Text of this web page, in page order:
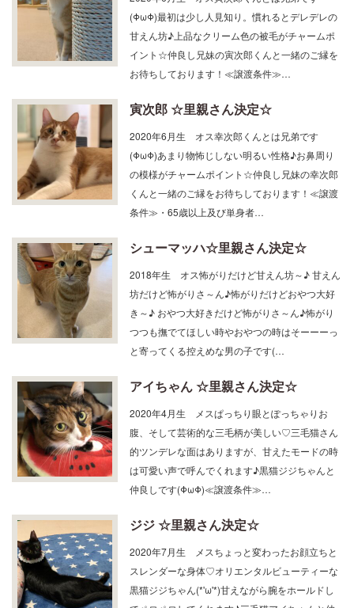
(ΦωΦ)最初は少し人見知り。慣れるとデレデレの
甘えん坊♪上品なクリーム色の被毛がチャームポ
イント☆仲良し兄妹の寅次郎くんと一緒のご縁を
お待ちしております！≪譲渡条件≫…
寅次郎 ☆里親さん決定☆
(ΦωΦ)あまり物怖じしない明るい性格♪お鼻周り
の模様がチャームポイント☆仲良し兄妹の幸次郎
くんと一緒のご縁をお待ちしております！≪譲渡
条件≫・65歳以上及び単身者…
シューマッハ☆里親さん決定☆
坊だけど怖がりさ～ん♪怖がりだけどおやつ大好
き～♪ おやつ大好きだけど怖がりさ～ん♪怖がり
つつも撫でてほしい時やおやつの時はそーーーっ
と寄ってくる控えめな男の子です(…
アイちゃん ☆里親さん決定☆
腹、そして芸術的な三毛柄が美しい♡三毛猫さん
的ツンデレな面はありますが、甘えたモードの時
は可愛い声で呼んでくれます♪黒猫ジジちゃんと
仲良しです(ΦωΦ)≪譲渡条件≫…
ジジ ☆里親さん決定☆
スレンダーな身体♡オリエンタルビューティーな
黒猫ジジちゃん(*'ω'*)甘えながら腕をホールドし
てペロペロしてくれます♪三毛猫アイちゃんと仲